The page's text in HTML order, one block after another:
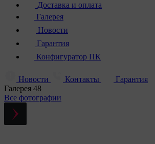
Доставка и оплата
Галерея
Новости
Гарантия
Конфигуратор ПК
Новости Контакты
Гарантия
Галерея 48
Все фотографии